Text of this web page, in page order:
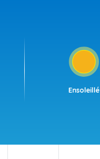
Ensoleillé